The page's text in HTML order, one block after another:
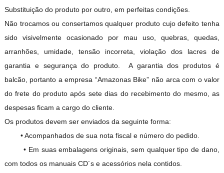
Substituição do produto por outro, em perfeitas condições.
Não trocamos ou consertamos qualquer produto cujo defeito tenha
sido visivelmente ocasionado por mau uso, quebras, quedas,
arranhões, umidade, tensão incorreta, violação dos lacres de
garantia e segurança do produto. A garantia dos produtos é
balcão, portanto a empresa “Amazonas Bike” não arca com o valor
do frete do produto após sete dias do recebimento do mesmo, as
despesas ficam a cargo do cliente.
Os produtos devem ser enviados da seguinte forma:
• Acompanhados de sua nota fiscal e número do pedido.
• Em suas embalagens originais, sem qualquer tipo de dano,
com todos os manuais CD´s e acessórios nela contidos.